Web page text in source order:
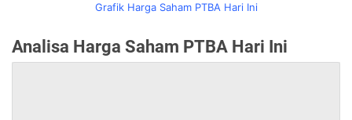
Grafik Harga Saham PTBA Hari Ini
Analisa Harga Saham PTBA Hari Ini